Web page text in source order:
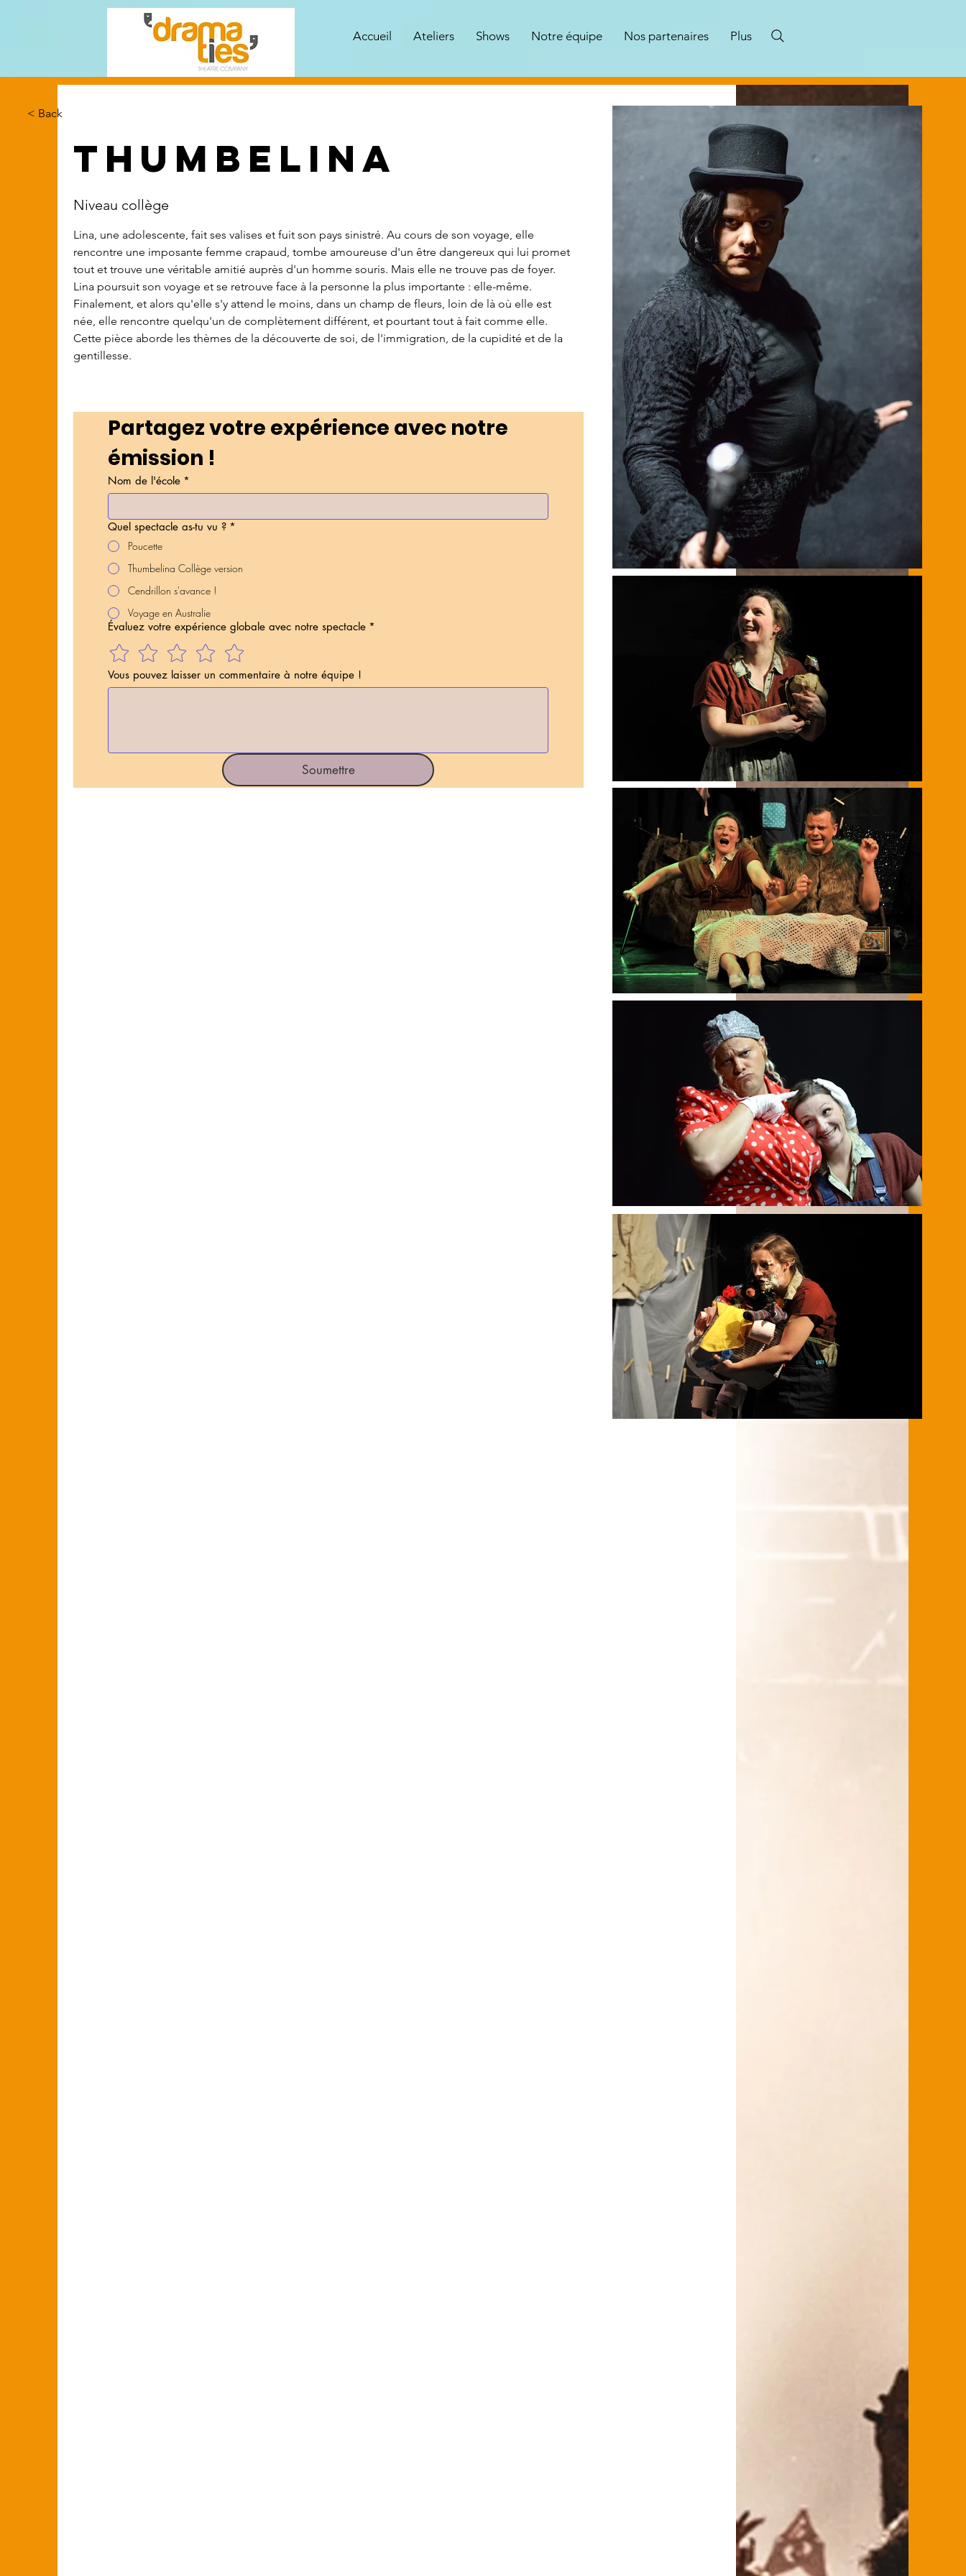
Accueil Ateliers Shows Notre équipe Nos partenaires Plus
< Back
Thumbelina
Niveau collège
Lina, une adolescente, fait ses valises et fuit son pays sinistré. Au cours de son voyage, elle
rencontre une imposante femme crapaud, tombe amoureuse d'un être dangereux qui lui promet
tout et trouve une véritable amitié auprès d'un homme souris. Mais elle ne trouve pas de foyer.
Lina poursuit son voyage et se retrouve face à la personne la plus importante : elle-même.
Finalement, et alors qu'elle s'y attend le moins, dans un champ de fleurs, loin de là où elle est
née, elle rencontre quelqu'un de complètement différent, et pourtant tout à fait comme elle.
Cette pièce aborde les thèmes de la découverte de soi, de l'immigration, de la cupidité et de la
gentillesse.
Partagez votre expérience avec notre
émission !
Nom de l'école *
Quel spectacle as-tu vu ? *
Poucette
Thumbelina Collège version
Cendrillon s'avance !
Voyage en Australie
Évaluez votre expérience globale avec notre spectacle *
Vous pouvez laisser un commentaire à notre équipe !
Soumettre